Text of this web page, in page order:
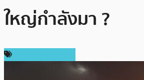
ใหญ่กำลังมา ?